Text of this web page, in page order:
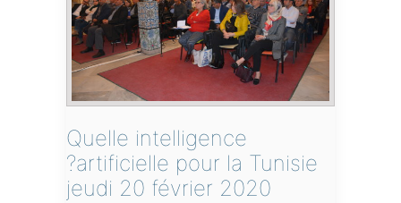
Quelle intelligence
artificielle pour la Tunisie?
jeudi 20 février 2020